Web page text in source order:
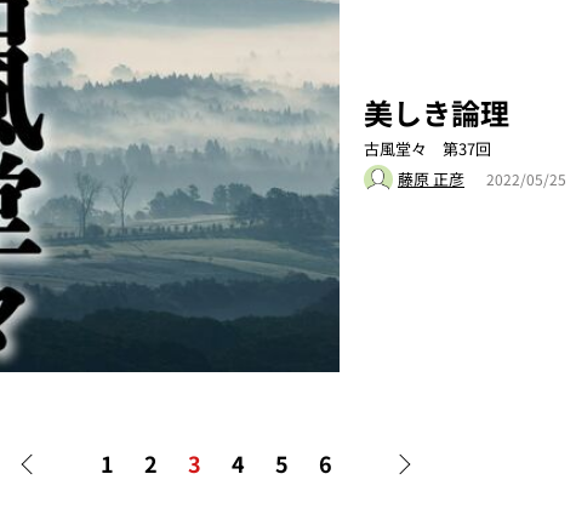
美しき論理
古風堂々 第37回
藤原 正彦
2022/05/25
1 2 3 4 5 6